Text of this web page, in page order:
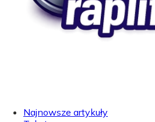
Najnowsze artykuły